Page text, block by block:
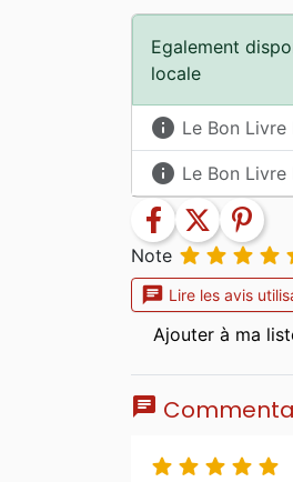
Egalement
locale
info Le Bon Livre
info Le Bon Livre
facebook twitter pinterest
Note    
chat Lire les avis
chat
    